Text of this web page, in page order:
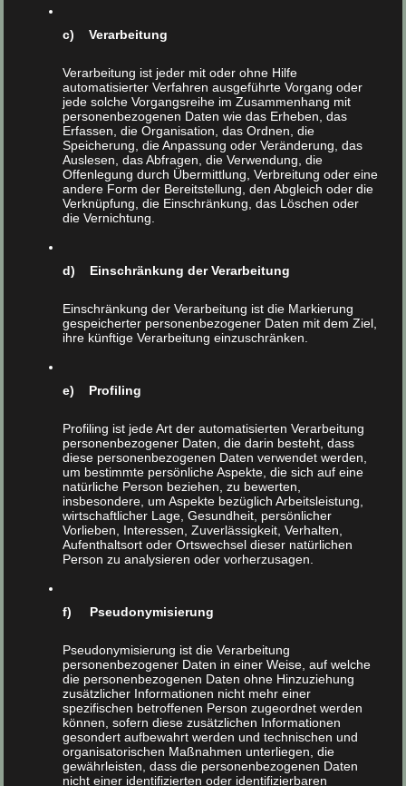
c) Verarbeitung
Verarbeitung ist jeder mit oder ohne Hilfe
automatisierter Verfahren ausgeführte Vorgang oder
jede solche Vorgangsreihe im Zusammenhang mit
personenbezogenen Daten wie das Erheben, das
Erfassen, die Organisation, das Ordnen, die
Speicherung, die Anpassung oder Veränderung, das
Auslesen, das Abfragen, die Verwendung, die
Offenlegung durch Übermittlung, Verbreitung oder eine
andere Form der Bereitstellung, den Abgleich oder die
Verknüpfung, die Einschränkung, das Löschen oder
die Vernichtung.
d) Einschränkung der Verarbeitung
Einschränkung der Verarbeitung ist die Markierung
gespeicherter personenbezogener Daten mit dem Ziel,
ihre künftige Verarbeitung einzuschränken.
e) Profiling
Profiling ist jede Art der automatisierten Verarbeitung
personenbezogener Daten, die darin besteht, dass
diese personenbezogenen Daten verwendet werden,
um bestimmte persönliche Aspekte, die sich auf eine
natürliche Person beziehen, zu bewerten,
insbesondere, um Aspekte bezüglich Arbeitsleistung,
wirtschaftlicher Lage, Gesundheit, persönlicher
Vorlieben, Interessen, Zuverlässigkeit, Verhalten,
Aufenthaltsort oder Ortswechsel dieser natürlichen
Person zu analysieren oder vorherzusagen.
f) Pseudonymisierung
Pseudonymisierung ist die Verarbeitung
personenbezogener Daten in einer Weise, auf welche
die personenbezogenen Daten ohne Hinzuziehung
zusätzlicher Informationen nicht mehr einer
spezifischen betroffenen Person zugeordnet werden
können, sofern diese zusätzlichen Informationen
gesondert aufbewahrt werden und technischen und
organisatorischen Maßnahmen unterliegen, die
gewährleisten, dass die personenbezogenen Daten
nicht einer identifizierten oder identifizierbaren